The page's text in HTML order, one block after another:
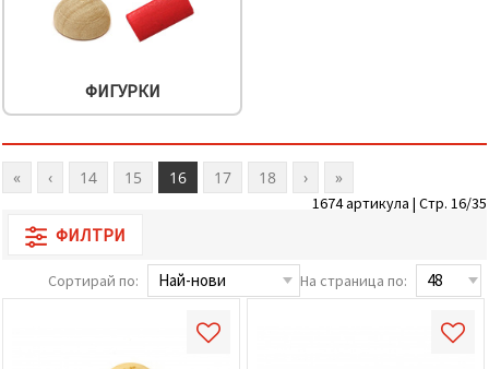
ФИГУРКИ
« ‹ 14 15 16 17 18 › »
1674 артикула | Стр. 16/35
ФИЛТРИ
Сортирай по: На страница по: